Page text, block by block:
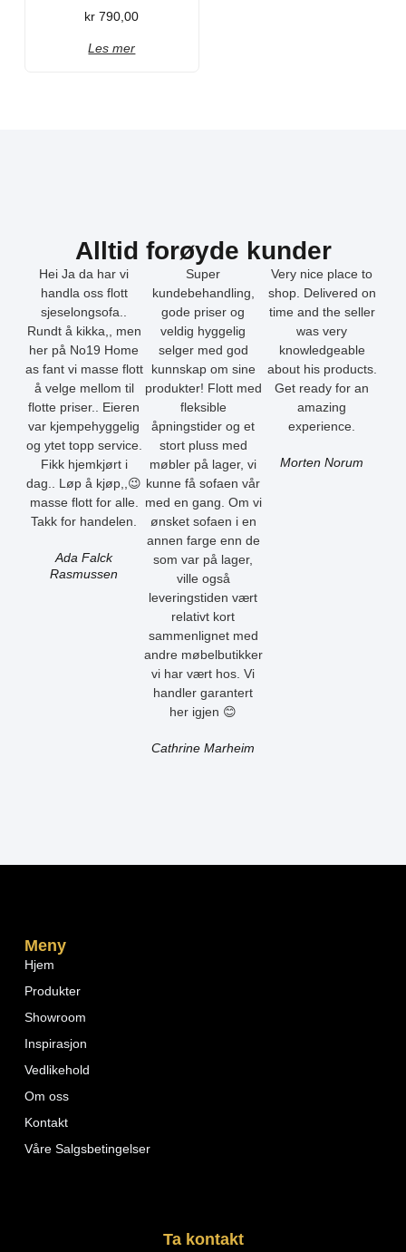
kr 790,00
Les mer
Alltid forøyde kunder
Hei Ja da har vi
handla oss flott
sjeselongsofa..
Rundt å kikka,, men
her på No19 Home
as fant vi masse flott
å velge mellom til
flotte priser.. Eieren
var kjempehyggelig
og ytet topp service.
Fikk hjemkjørt i
dag.. Løp å kjøp,,😉
masse flott for alle.
Takk for handelen.
Ada Falck
Rasmussen
Super
kundebehandling,
gode priser og
veldig hyggelig
selger med god
kunnskap om sine
produkter! Flott med
fleksible
åpningstider og et
stort pluss med
møbler på lager, vi
kunne få sofaen vår
med en gang. Om vi
ønsket sofaen i en
annen farge enn de
som var på lager,
ville også
leveringstiden vært
relativt kort
sammenlignet med
andre møbelbutikker
vi har vært hos. Vi
handler garantert
her igjen 😊
Cathrine Marheim
Very nice place to
shop. Delivered on
time and the seller
was very
knowledgeable
about his products.
Get ready for an
amazing
experience.
Morten Norum
Meny
Hjem
Produkter
Showroom
Inspirasjon
Vedlikehold
Om oss
Kontakt
Våre Salgsbetingelser
Ta kontakt